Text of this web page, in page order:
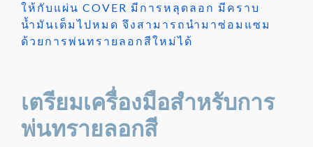
ให้กับแผ่น COVER มีการหลุดลอก มีคราบ
น้ำมันเต็มไปหมด จึงสามารถนำมาซ่อมแซม
ด้วยการพ่นทรายลอกสีใหม่ได้
เตรียมเครื่องมือสำหรับการ
พ่นทรายลอกสี